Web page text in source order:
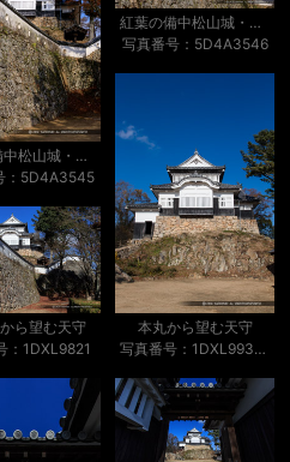
紅葉の備中松山城・二の丸から
：5D4A3545
紅葉の備中松山城・二の丸から
写真番号：5D4A3546
本丸から望む天守
写真番号：1DXL9930-Edit
ら望む天守
：1DXL9821